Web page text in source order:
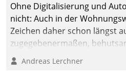
Ohne Digitalisierung und
nicht: Auch in der
Zeichen daher schon längst
zugegebenermaßen,
Branchen.
Andreas Lerchner